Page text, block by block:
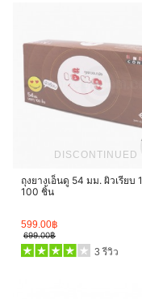
DISCONTINUED
ถุงยางเอ็นดู 54 มม. ผิวเรียบ
100 ชิ้น
599.00฿
699.00฿
3 รีวิว